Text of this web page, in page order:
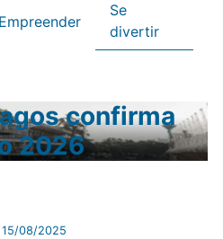
Empreender
Se
divertir
confirma
2026
15/08/2025